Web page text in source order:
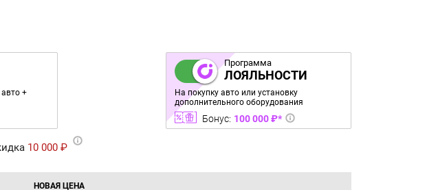
+
Программа
ЛОЯЛЬНОСТИ
На покупку авто или установку
дополнительного оборудования
Бонус: 100 000 ₽*
10 000 ₽
НОВАЯ ЦЕНА